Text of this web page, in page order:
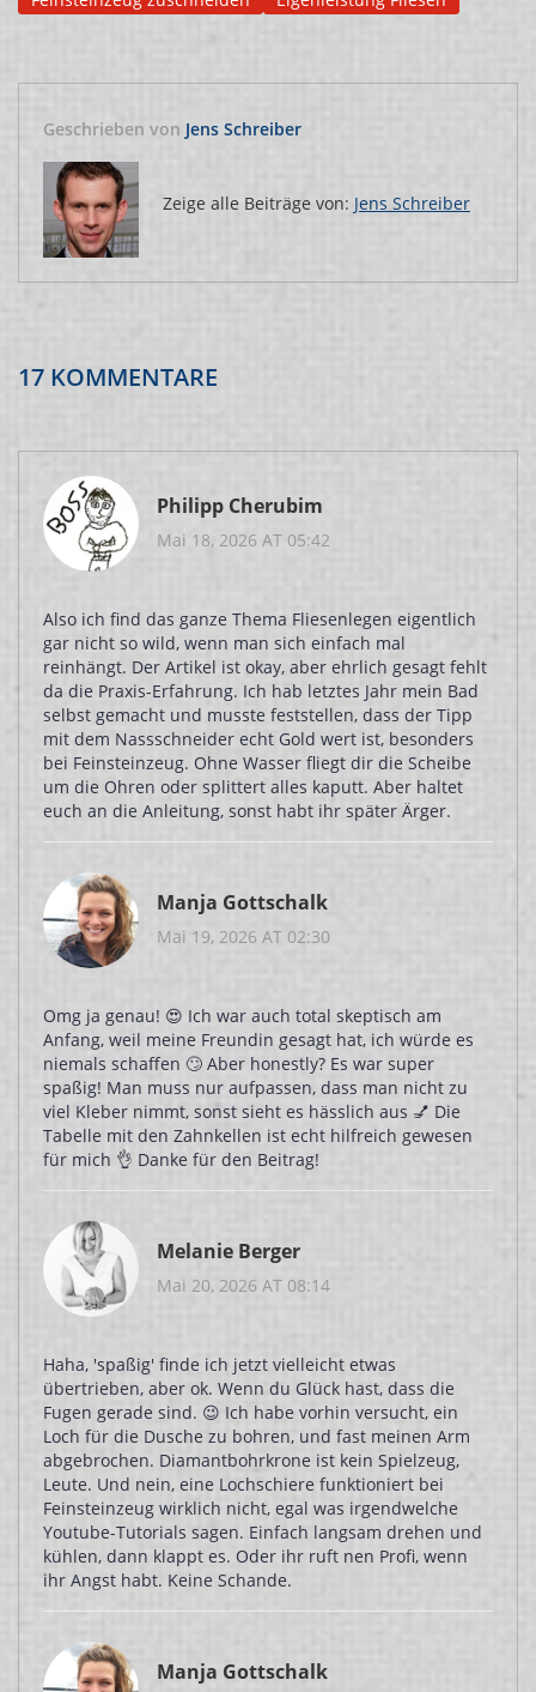
Geschrieben von Jens Schreiber
Zeige alle Beiträge von: Jens Schreiber
17 KOMMENTARE
Philipp Cherubim
Mai 18, 2026 AT 05:42
Also ich find das ganze Thema Fliesenlegen eigentlich
gar nicht so wild, wenn man sich einfach mal
reinhängt. Der Artikel ist okay, aber ehrlich gesagt fehlt
da die Praxis-Erfahrung. Ich hab letztes Jahr mein Bad
selbst gemacht und musste feststellen, dass der Tipp
mit dem Nassschneider echt Gold wert ist, besonders
bei Feinsteinzeug. Ohne Wasser fliegt dir die Scheibe
um die Ohren oder splittert alles kaputt. Aber haltet
euch an die Anleitung, sonst habt ihr später Ärger.
Manja Gottschalk
Mai 19, 2026 AT 02:30
Omg ja genau! 😍 Ich war auch total skeptisch am
Anfang, weil meine Freundin gesagt hat, ich würde es
niemals schaffen 🙄 Aber honestly? Es war super
spaßig! Man muss nur aufpassen, dass man nicht zu
viel Kleber nimmt, sonst sieht es hässlich aus 💅 Die
Tabelle mit den Zahnkellen ist echt hilfreich gewesen
für mich 👌 Danke für den Beitrag!
Melanie Berger
Mai 20, 2026 AT 08:14
Haha, 'spaßig' finde ich jetzt vielleicht etwas
übertrieben, aber ok. Wenn du Glück hast, dass die
Fugen gerade sind. 😉 Ich habe vorhin versucht, ein
Loch für die Dusche zu bohren, und fast meinen Arm
abgebrochen. Diamantbohrkrone ist kein Spielzeug,
Leute. Und nein, eine Lochschiere funktioniert bei
Feinsteinzeug wirklich nicht, egal was irgendwelche
Youtube-Tutorials sagen. Einfach langsam drehen und
kühlen, dann klappt es. Oder ihr ruft nen Profi, wenn
ihr Angst habt. Keine Schande.
Manja Gottschalk